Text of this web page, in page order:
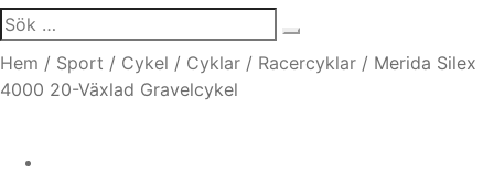
Sök
efter:
Hem / Sport / Cykel / Cyklar / Racercyklar / Merida Silex
4000 20-Växlad Gravelcykel